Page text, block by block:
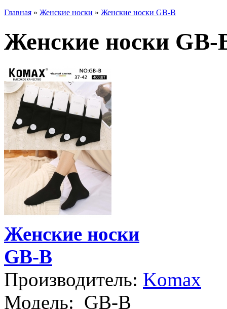
Главная » Женские носки » Женские носки GB-B
Женские носки GB-
Женские носки
GB-B
Производитель: Komax
Модель: GB-B